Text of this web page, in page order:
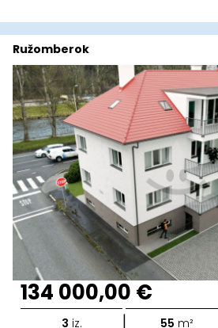
Ružomberok
134 000,00 €
3 iz. | 55 m²